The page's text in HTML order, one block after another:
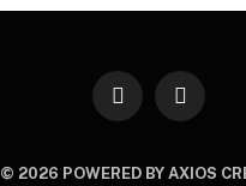
InstagramYouTube
© 2026 POWERED BY AXIOS